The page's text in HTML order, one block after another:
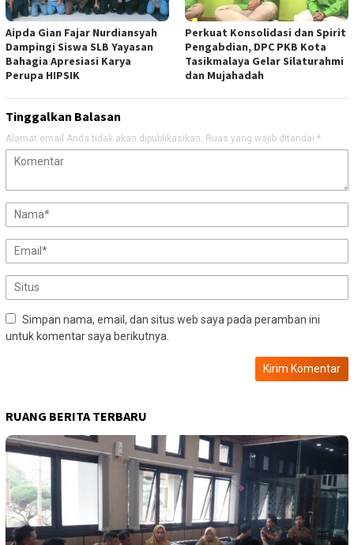
Aipda Gian Fajar Nurdiansyah
Dampingi Siswa SLB Yayasan
Bahagia Apresiasi Karya
Perupa HIPSIK
Perkuat Konsolidasi dan Spirit
Pengabdian, DPC PKB Kota
Tasikmalaya Gelar Silaturahmi
dan Mujahadah
Tinggalkan Balasan
Alamat email Anda tidak akan dipublikasikan. Ruas yang wajib ditandai *
Simpan nama, email, dan situs web saya pada peramban ini
untuk komentar saya berikutnya.
RUANG BERITA TERBARU